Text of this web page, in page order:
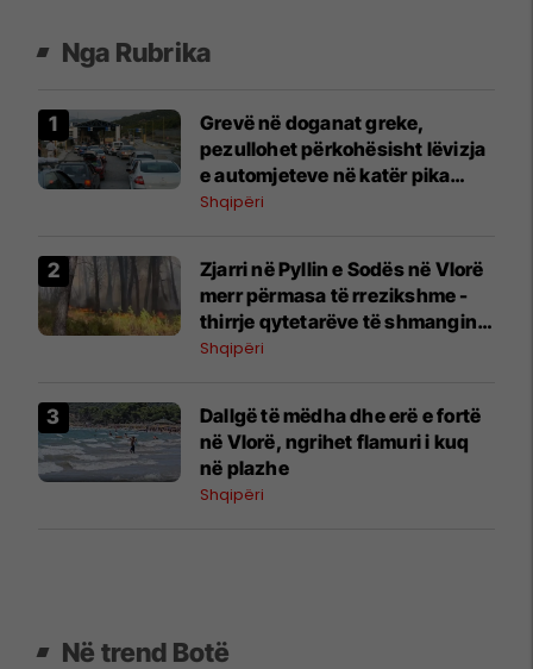
Nga Rubrika
Grevë në doganat greke,
pezullohet përkohësisht lëvizja
e automjeteve në katër pika
kufitare me Shqipërinë
Shqipëri
Zjarri në Pyllin e Sodës në Vlorë
merr përmasa të rrezikshme -
thirrje qytetarëve të shmangin
zonën
Shqipëri
Dallgë të mëdha dhe erë e fortë
në Vlorë, ngrihet flamuri i kuq
në plazhe
Shqipëri
Në trend Botë